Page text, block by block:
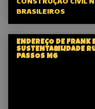
BRASILEIROS
ENDEREÇO DE FRANK
SUSTENTABILIDADE
PASSOS MG